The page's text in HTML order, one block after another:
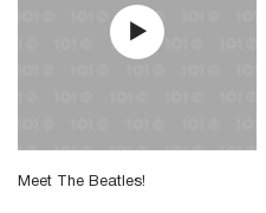
Meet The Beatles!